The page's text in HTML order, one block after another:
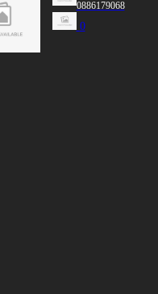
0886179068
0